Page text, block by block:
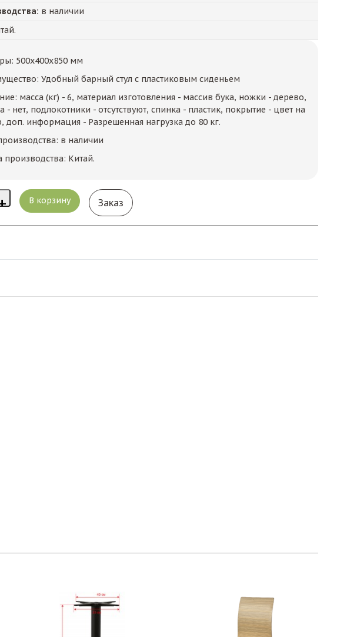
в наличии
500x400x850 мм
Удобный барный стул с пластиковым сиденьем
масса (кг) - 6, материал изготовления - массив бука, ножки - дерево,
- нет, подлокотники - отсутствуют, спинка - пластик, покрытие - цвет на
доп. информация - Разрешенная нагрузка до 80 кг.
в наличии
производства: Китай.
Заказ